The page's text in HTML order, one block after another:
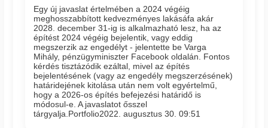
Egy új javaslat értelmében a 2024 végéig
meghosszabbított kedvezményes lakásáfa akár
2028. december 31-ig is alkalmazható lesz, ha az
építést 2024 végéig bejelentik, vagy eddig
megszerzik az engedélyt - jelentette be Varga
Mihály, pénzügyminiszter Facebook oldalán. Fontos
kérdés tisztázódik ezáltal, mivel az építés
bejelentésének (vagy az engedély megszerzésének)
határidejének kitolása után nem volt egyértelmű,
hogy a 2026-os építés befejezési határidő is
módosul-e. A javaslatot ősszel
tárgyalja.Portfolio2022. augusztus 30. 09:51